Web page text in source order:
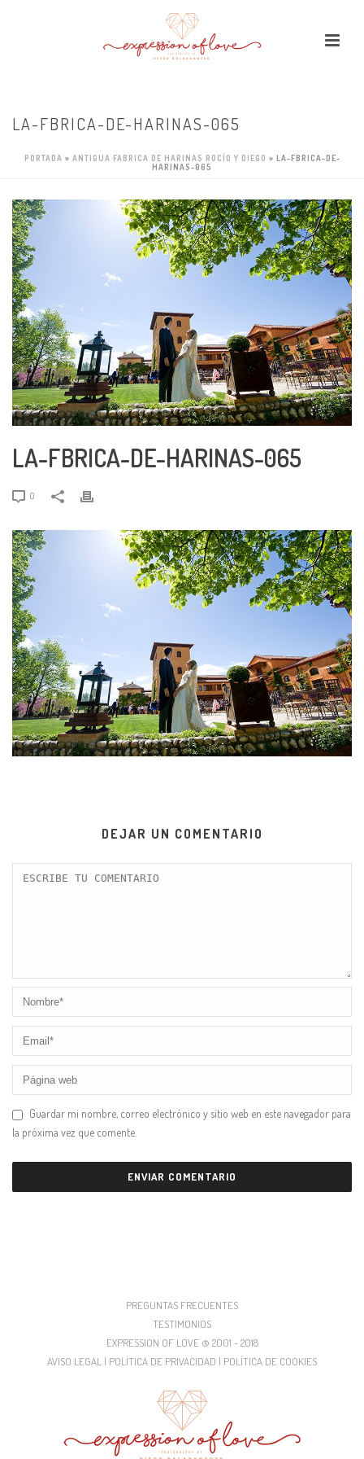
LA-FBRICA-DE-HARINAS-065
PORTADA » ANTIGUA FABRICA DE HARINAS ROCÍO Y DIEGO » LA-FBRICA-DE-
HARINAS-065
LA-FBRICA-DE-HARINAS-065
0
DEJAR UN COMENTARIO
Guardar mi nombre, correo electrónico y sitio web en este navegador para
la próxima vez que comente.
PREGUNTAS FRECUENTES
TESTIMONIOS
EXPRESSION OF LOVE © 2001 - 2018
AVISO LEGAL | POLÍTICA DE PRIVACIDAD | POLÍTICA DE COOKIES